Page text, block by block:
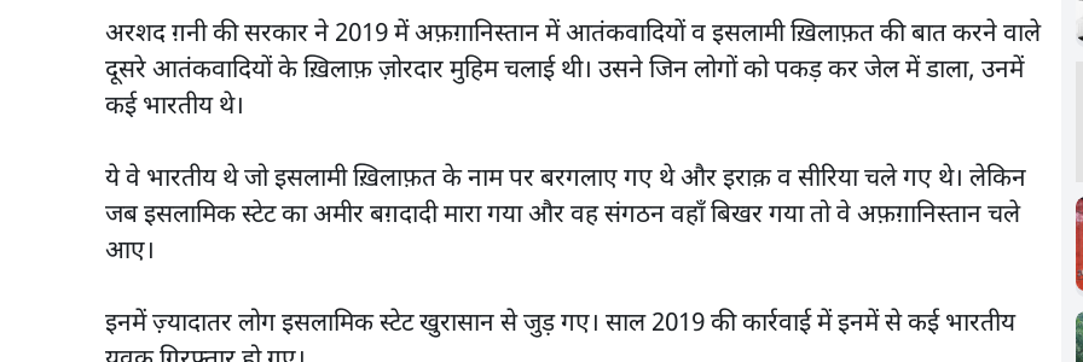
अरशद ग़नी की सरकार ने 2019 में अफ़ग़ानिस्तान में आतंकवादियों व इसलामी ख़िलाफ़त की बात करने वाले
दूसरे आतंकवादियों के ख़िलाफ़ ज़ोरदार मुहिम चलाई थी। उसने जिन लोगों को पकड़ कर जेल में डाला, उनमें
कई भारतीय थे।
ये वे भारतीय थे जो इसलामी ख़िलाफ़त के नाम पर बरगलाए गए थे और इराक़ व सीरिया चले गए थे। लेकिन
जब इसलामिक स्टेट का अमीर बग़दादी मारा गया और वह संगठन वहाँ बिखर गया तो वे अफ़ग़ानिस्तान चले
आए।
इनमें ज़्यादातर लोग इसलामिक स्टेट खुरासान से जुड़ गए। साल 2019 की कार्रवाई में इनमें से कई भारतीय